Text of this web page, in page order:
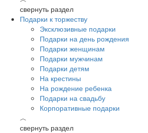
свернуть раздел
Подарки к торжеству
Эксклюзивные подарки
Подарки на день рождения
Подарки женщинам
Подарки мужчинам
Подарки детям
На крестины
На рождение ребенка
Подарки на свадьбу
Корпоративные подарки
︿
свернуть раздел